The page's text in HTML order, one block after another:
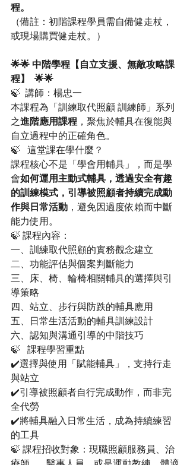
程。
（備註：初階課程學員需自備健走杖，
或現場購買健走杖。）
🌟🌟 中階學程【自立支援、無敵攻略課
程】  🌟🌟
🍃  講師：楊忠一
本課程為「訓練取代照顧 訓練師」系列
之進階應用課程 ，聚焦於輔具在復能與
自立過程中的正確角色。
🍃   這堂課在學什麼？
課程核心不是「學會用輔具」，而是學
會如何運用主動式輔具，透過安全有趣
的訓練模式，引導被照顧者持續完成動
作與日常活動 ，避免因過度依賴而中斷
能力使用。
🍃 課程內容：
一、訓練取代照顧的實務觀念建立
二、功能評估與個案判斷能力
三、床、椅、輪椅相關輔具的選擇與引
導策略
四、站立、步行與防跌的輔具應用
五、日常生活活動的輔具訓練設計
六、認知與溝通引導的中階技巧
🍃   課程學習重點
✔️選擇與使用「賦能輔具」，支持行走
與站立
✔️引導被照顧者自行完成動作，而非完
全代勞
✔️將輔具融入日常生活，成為持續練習
的工具
🍃 課程招收對象：現職照顧服務員、治
療師 、  醫事人員，或是運動教練、體適